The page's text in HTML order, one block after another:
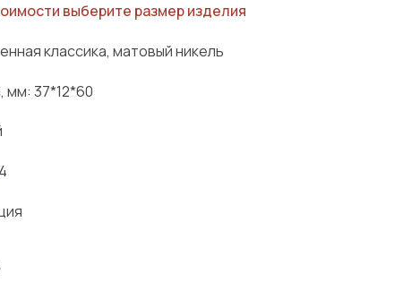
выберите размер изделия
классика, матовый никель
мм: 37*12*60